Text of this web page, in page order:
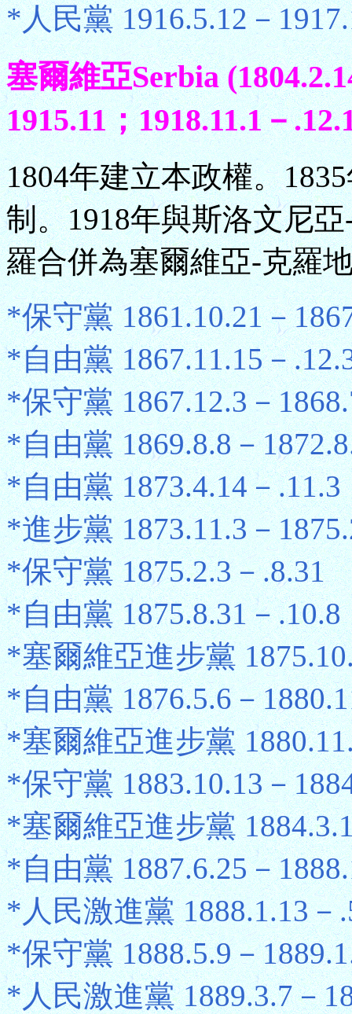
*人民黨 1916.5.12－
塞爾維亞Serbia
1915.11；1918.11.1－
1804年建立本政權。
制。1918年與斯洛文尼
羅合併為塞爾維亞-克羅
*保守黨 1861.10.21－
*自由黨 1867.11.15－
*保守黨 1867.12.3－
*自由黨 1869.8.8－
*自由黨 1873.4.14－.11.3
*進步黨 1873.11.3－
*保守黨 1875.2.3－.8.31
*自由黨 1875.8.31－.10.8
*塞爾維亞進步黨
*自由黨 1876.5.6－
*塞爾維亞進步黨
*保守黨 1883.10.13－
*塞爾維亞進步黨
*自由黨 1887.6.25－
*人民激進黨 1888.1.13－
*保守黨 1888.5.9－
*人民激進黨 1889.3.7－